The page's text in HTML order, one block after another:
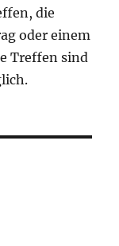
die
oder einem
Treffen sind